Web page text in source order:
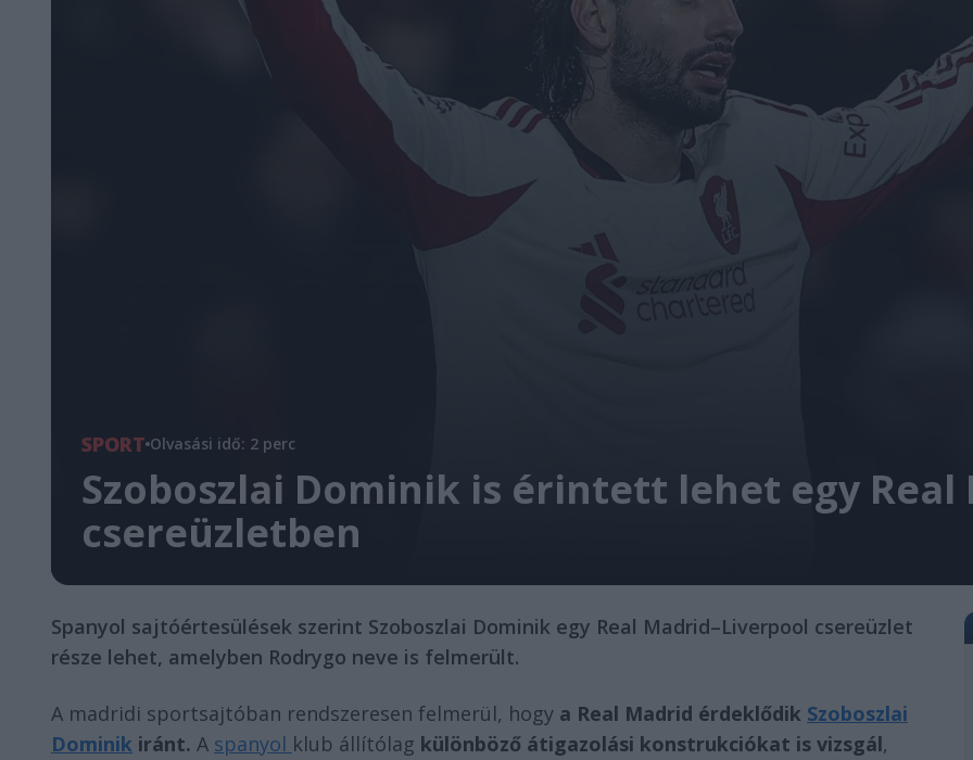
SPORT Olvasási idő: 2 perc
Szoboszlai Dominik is érintett lehet egy
csereüzletben
Spanyol sajtóértesülések szerint Szoboszlai Dominik egy Real Madrid–Liverpool csereüzlet
része lehet, amelyben Rodrygo neve is felmerült.
A madridi sportsajtóban rendszeresen felmerül, hogy a Real Madrid érdeklődik Szoboszlai
Dominik iránt. A spanyol klub állítólag különböző átigazolási konstrukciókat is vizsgál,